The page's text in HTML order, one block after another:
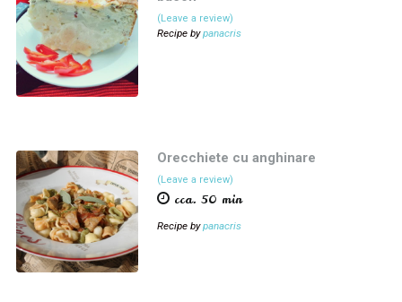
(Leave a review)
Recipe bypanacris
Orecchiete cu anghinare
(Leave a review)
cca. 50 min
Recipe bypanacris